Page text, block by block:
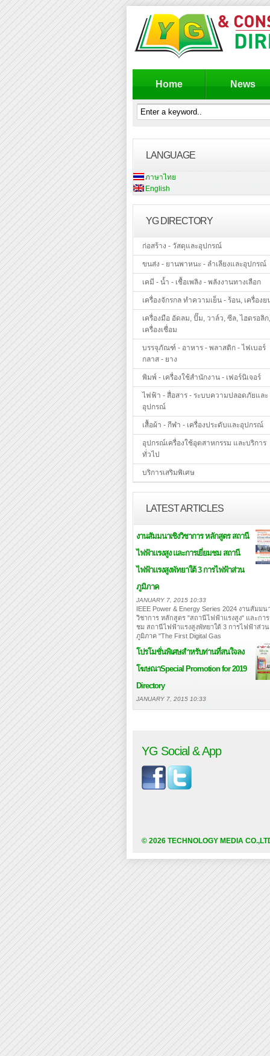
Home News
LANGUAGE
ภาษาไทย
English
YG DIRECTORY
ก่อสร้าง - วัสดุและอุปกรณ์
ขนส่ง - ยานพาหนะ - ลำเลียงและอุปกรณ์
เคมี - น้ำ - เชื้อเพลิง - พลังงานทางเลือก
เครื่องจักรกล ทำความเย็น - ร้อน, เครื่องย
เครื่องมือ อัดลม, ปั๊ม, วาล์ว, ซีล, ไฮดรอลิก,
เครื่องเชื่อม
บรรจุภัณฑ์ - อาหาร - พลาสติก - ไฟเบอร์
กลาส - ยาง
พิมพ์ - เครื่องใช้สำนักงาน - เฟอร์นิเจอร์
ไฟฟ้า - สื่อสาร - ระบบความปลอดภัยและ
อุปกรณ์
เสื้อผ้า - กีฬา - เครื่องประดับและอุปกรณ์
อุปกรณ์เครื่องใช้อุตสาหกรรม และบริการ
ทั่วไป
บริการเสริมพิเศษ
LATEST ARTICLES
งานสัมมนาเชิงวิชาการ หลักสูตร สถานี
ไฟฟ้าแรงสูง และการเยี่ยมชม สถานี
ไฟฟ้าแรงสูงพัทยาใต้ 3 การไฟฟ้าส่วน
ภูมิภาค
JANUARY 7, 2015 10:33
IEEE Power & Energy Series 2024 งานสัมมน
วิชาการ หลักสูตร "สถานีไฟฟ้าแรงสูง" และการ
ชม สถานีไฟฟ้าแรงสูงพัทยาใต้ 3 การไฟฟ้าส่วน
ภูมิภาค "The First Digital Gas
โปรโมชั่นพิเศษสำหรับท่านที่สนใจลง
โฆษณาSpecial Promotion for 2019
Directory
JANUARY 7, 2015 10:33
YG Social & App
© 2026 TECHNOLOGY MEDIA